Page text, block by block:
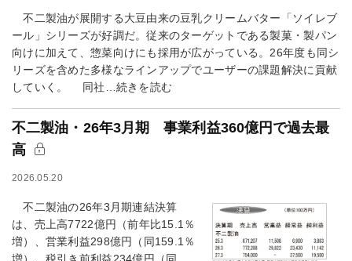
不二製油が展開する大豆由来の豆乳クリームバター「ソイレブ
ール」シリーズが好調だ。従来のターゲットである製菓・製パン
向けに加えて、惣菜向けにも採用が広がっている。26年度も同シ
リーズを含めた多様なラインアップでユーザーの課題解決に貢献
していく。 同社…続きを読む
不二製油・26年3月期 事業利益360億円で過去最
高
2026.05.20
不二製油の26年3月期連結決算
は、売上高7722億円（前年比15.1％
増）、営業利益298億円（同159.1％